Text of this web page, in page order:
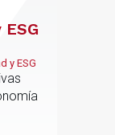
y ESG